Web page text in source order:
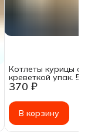
370 ₽
Котлеты курицы с
креветкой упак.
В корзину